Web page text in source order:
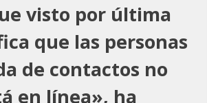
visto por última
que las personas
de contactos no
en línea», ha